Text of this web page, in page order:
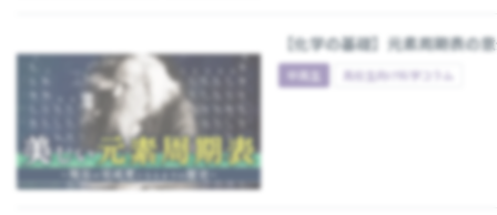
【化学の基礎】元素周期表の
中高生 高校生向け科学コラム